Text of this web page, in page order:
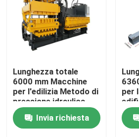
Visita alla fabbrica
Controllo Qualità
Contattaci
Notizie
Lunghezza totale
6000 mm Macchine
per l'edilizia Metodo di
pressione idraulica
Ciclo di stampaggio
10-12s Attrezzature
per impieghi gravosi
Invia richiesta
per